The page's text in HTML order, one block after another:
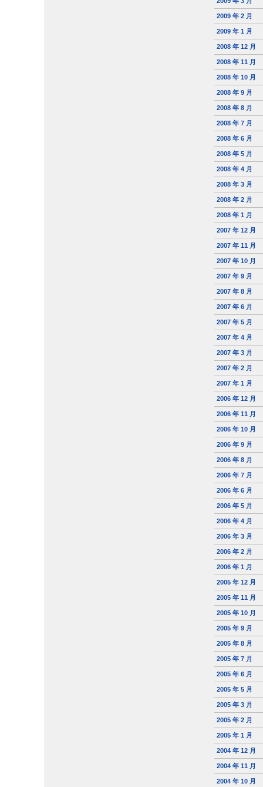
2009 年 2 月
2009 年 1 月
2008 年 12 月
2008 年 11 月
2008 年 10 月
2008 年 9 月
2008 年 8 月
2008 年 7 月
2008 年 6 月
2008 年 5 月
2008 年 4 月
2008 年 3 月
2008 年 2 月
2008 年 1 月
2007 年 12 月
2007 年 11 月
2007 年 10 月
2007 年 9 月
2007 年 8 月
2007 年 6 月
2007 年 5 月
2007 年 4 月
2007 年 3 月
2007 年 2 月
2007 年 1 月
2006 年 12 月
2006 年 11 月
2006 年 10 月
2006 年 9 月
2006 年 8 月
2006 年 7 月
2006 年 6 月
2006 年 5 月
2006 年 4 月
2006 年 3 月
2006 年 2 月
2006 年 1 月
2005 年 12 月
2005 年 11 月
2005 年 10 月
2005 年 9 月
2005 年 8 月
2005 年 7 月
2005 年 6 月
2005 年 5 月
2005 年 3 月
2005 年 2 月
2005 年 1 月
2004 年 12 月
2004 年 11 月
2004 年 10 月